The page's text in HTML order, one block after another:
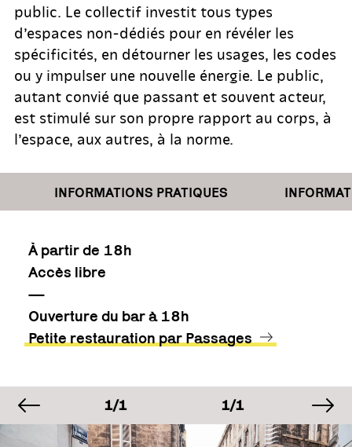
public. Le collectif investit tous types
d’espaces non-dédiés pour en révéler les
spécificités, en détourner les usages, les codes
ou y impulser une nouvelle énergie. Le public,
autant convié que passant et souvent acteur,
est stimulé sur son propre rapport au corps, à
l’espace, aux autres, à la norme.
INFORMATIONS PRATIQUES
À partir de 18h
Accès libre
—
Ouverture du bar à 18h
Petite restauration par Passages
image précédente
IMAGE
1/1 IMAGE
1/1 1/
IMAGE
1/1 IMAGE
1/1 1/